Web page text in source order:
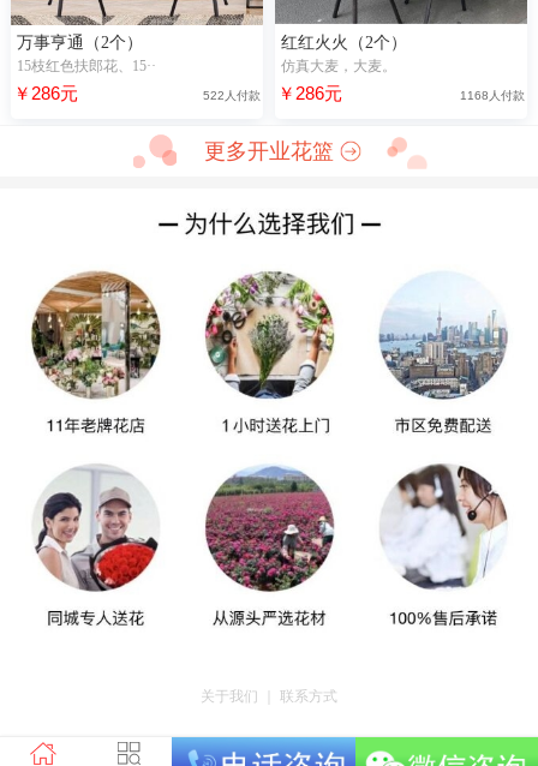
万事亨通（2个）
15枝红色扶郎花、15··
￥286元 522人付款
红红火火（2个）
仿真大麦，大麦。
￥286元 1168人付款
更多开业花篮
关于我们 联系方式
版权所有：重庆千之汇电子商务有限公司 地址：重庆市荣昌区昌州街道迎宾大
道南段3号18栋3-16 电话：tel023-46761716